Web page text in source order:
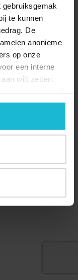
gebruiksgemak
te kunnen
De
anonieme
op onze
een interne
wilt zetten.
cookies via